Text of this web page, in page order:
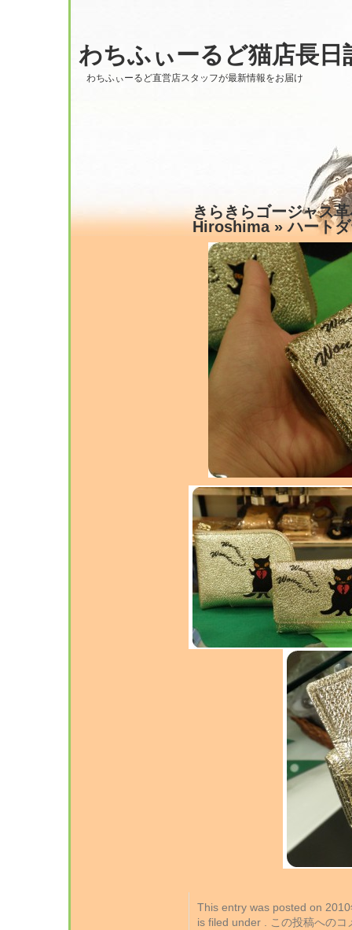
わちふぃーるど猫店長日
わちふぃーるど直営店スタッフが最新情報をお届け
きらきらゴージャス
Hiroshima» ハート
This entry was posted on
is filed under . この投稿への